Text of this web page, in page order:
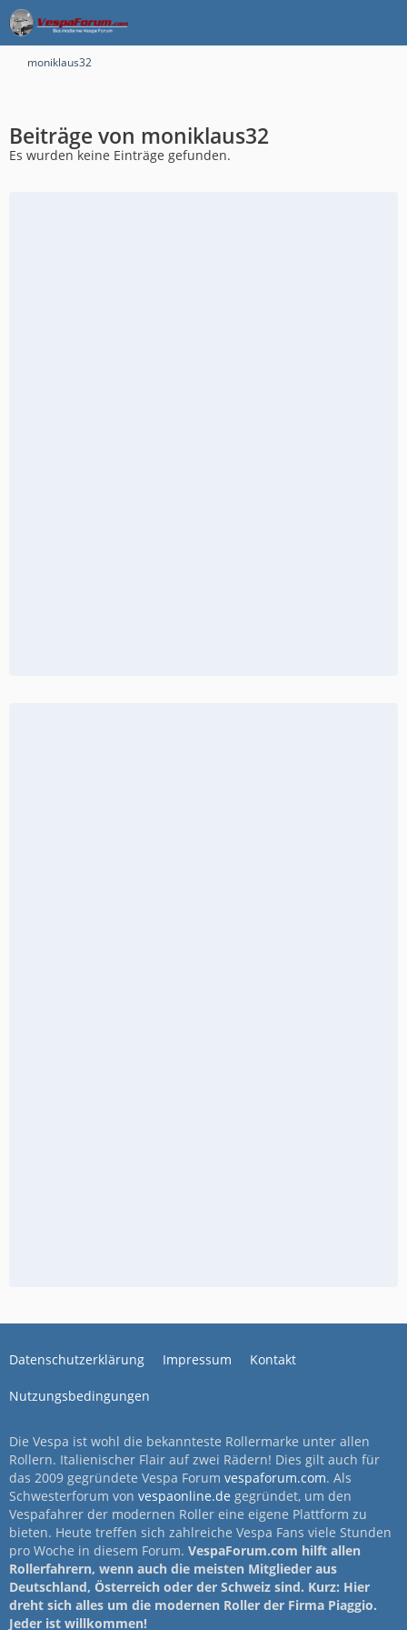
moniklaus32
Beiträge von moniklaus32
Es wurden keine Einträge gefunden.
Datenschutzerklärung Impressum Kontakt
Nutzungsbedingungen
Die Vespa ist wohl die bekannteste Rollermarke unter allen
Rollern. Italienischer Flair auf zwei Rädern! Dies gilt auch für
das 2009 gegründete Vespa Forum vespaforum.com. Als
Schwesterforum von vespaonline.de gegründet, um den
Vespafahrer der modernen Roller eine eigene Plattform zu
bieten. Heute treffen sich zahlreiche Vespa Fans viele Stunden
pro Woche in diesem Forum. VespaForum.com hilft allen
Rollerfahrern, wenn auch die meisten Mitglieder aus
Deutschland, Österreich oder der Schweiz sind. Kurz: Hier
dreht sich alles um die modernen Roller der Firma Piaggio.
Jeder ist willkommen!